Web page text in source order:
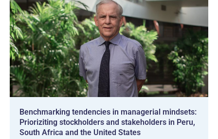
Benchmarking tendencies in managerial mindsets:
Prioriziting stockholders and stakeholders in Peru,
South Africa and the United States